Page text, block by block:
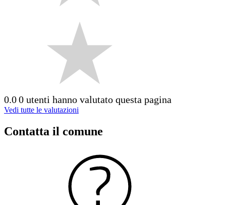
0.00 utenti hanno valutato questa pagina
Vedi tutte le valutazioni
Contatta il comune